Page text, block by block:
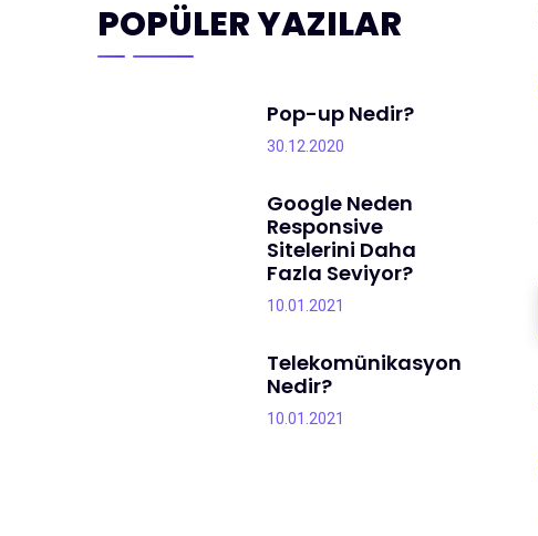
POPÜLER YAZILAR
Pop-up Nedir?
30.12.2020
Google Neden
Responsive
Sitelerini Daha
Fazla Seviyor?
10.01.2021
Telekomünikasyon
Nedir?
10.01.2021